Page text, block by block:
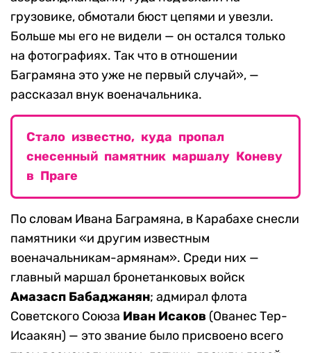
грузовике, обмотали бюст цепями и увезли.
Больше мы его не видели — он остался только
на фотографиях. Так что в отношении
Баграмяна это уже не первый случай», —
рассказал внук военачальника.
Стало известно, куда пропал
снесенный памятник маршалу Коневу
в Праге
По словам Ивана Баграмяна, в Карабахе снесли
памятники «и другим известным
военачальникам-армянам». Среди них —
главный маршал бронетанковых войск
Амазасп Бабаджанян; адмирал флота
Советского Союза Иван Исаков (Ованес Тер-
Исаакян) — это звание было присвоено всего